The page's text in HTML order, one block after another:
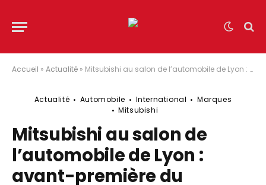
Accueil » Actualité » Mitsubishi au salon de l’automobile de Lyon : avant-première du nouveau Grandis et le nouvel Eclipse Cross
Actualité Automobile International
Marques
Mitsubishi
Mitsubishi au salon de
l’automobile de Lyon :
avant-première du